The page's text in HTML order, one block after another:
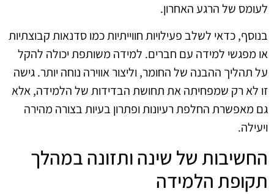
לעומס של הרגע האחרון.
בנוסף, כדאי לשלב פעילויות חווייתיות כמו סדנאות קבוצתיות
או מפגשי למידה עם חברים. למידה משותפת יכולה להקל
על תהליך ההבנה של החומר, וליצור אווירה נוחה יותר. גישה
זו לא רק שמפחיתה את תחושת הבדידות של הלמידה, אלא
גם מאפשרת החלפת רעיונות ופתרון בעיות בצורה מהירה
ויעילה.
החשיבות של שינה ותזונה במהלך
תקופת הלמידה